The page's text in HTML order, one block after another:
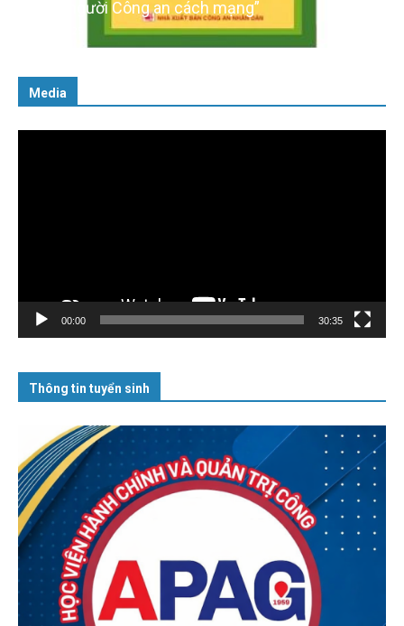
cách người Công an cách mạng”
Media
00:00 30:35
Thông tin tuyển sinh